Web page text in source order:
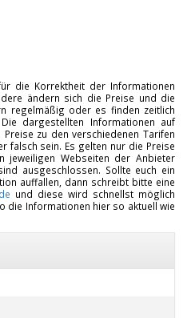
die Korrektheit der Informationen
ändern sich die Preise und die
regelmäßig oder es finden zeitlich
dargestellten Informationen auf
zu den verschiedenen Tarifen
falsch sein. Es gelten nur die Preise
jeweiligen Webseiten der Anbieter
ausgeschlossen. Sollte euch ein
auffallen, dann schreibt bitte eine
und diese wird schnellst möglich
die Informationen hier so aktuell wie